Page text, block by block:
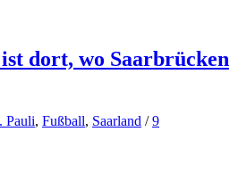
dort, wo Saarbrücken
Pauli, Fußball, Saarland /9